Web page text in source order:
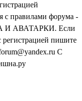
с правилами форума -
АВАТАРКИ. Если
регистрацией пишите
С